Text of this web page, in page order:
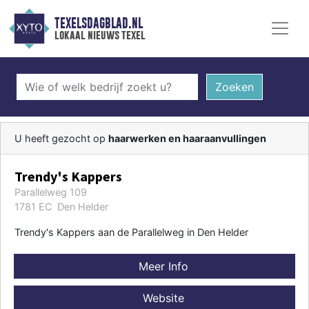
TEXELSDAGBLAD.NL
lokaal nieuws texel
Zoeken
U heeft gezocht op haarwerken en haaraanvullingen
Trendy's Kappers
Parallelweg 109
1781 EC Den Helder
Trendy's Kappers aan de Parallelweg in Den Helder
Meer Info
Website